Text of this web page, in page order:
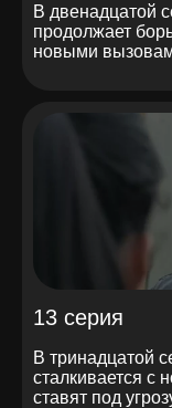
В двенадцатой
продолжает
новыми
13 серия
В тринадцатой
сталкивается с
ставят под